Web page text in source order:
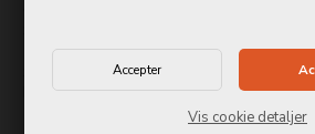
Vis cookie detaljer
info@repmobil.dk
Ring til os på97 42 12 05